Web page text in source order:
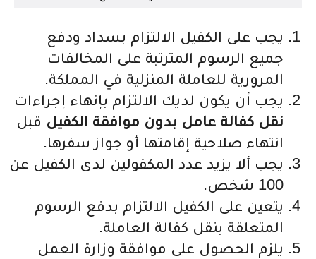
يجب على الكفيل الالتزام بسداد ودفع
جميع الرسوم المترتبة على المخالفات
المرورية للعاملة المنزلية في المملكة.
يجب أن يكون لديك الالتزام بإنهاء إجراءات
نقل كفالة عامل بدون موافقة الكفيل قبل
انتهاء صلاحية إقامتها أو جواز سفرها.
يجب ألا يزيد عدد المكفولين لدى الكفيل عن
100 شخص.
يتعين على الكفيل الالتزام بدفع الرسوم
المتعلقة بنقل كفالة العاملة.
يلزم الحصول على موافقة وزارة العمل